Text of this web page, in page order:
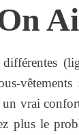
vrai
plus le